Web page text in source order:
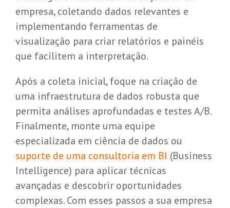
empresa, coletando dados relevantes e
implementando ferramentas de
visualização para criar relatórios e painéis
que facilitem a interpretação.
Após a coleta inicial, foque na criação de
uma infraestrutura de dados robusta que
permita análises aprofundadas e testes A/B.
Finalmente, monte uma equipe
especializada em ciência de dados ou
suporte de uma consultoria em BI (Business
Intelligence) para aplicar técnicas
avançadas e descobrir oportunidades
complexas. Com esses passos a sua empresa